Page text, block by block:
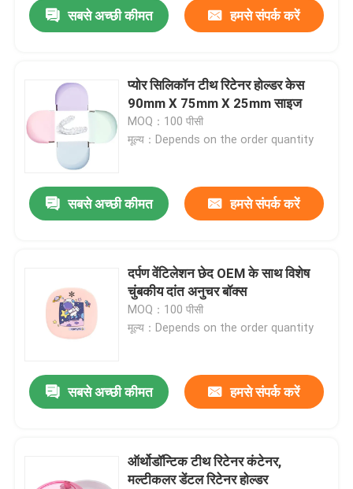
घर
सबसे अच्छी कीमत हमसे संपर्क करें
प्योर सिलिकॉन टीथ रिटेनर होल्डर केस
90mm X 75mm X 25mm साइज
MOQ：100 पीसी
मूल्य：Depends on the order quantity
सबसे अच्छी कीमत हमसे संपर्क करें
दर्पण वेंटिलेशन छेद OEM के साथ विशेष
चुंबकीय दांत अनुचर बॉक्स
MOQ：100 पीसी
मूल्य：Depends on the order quantity
सबसे अच्छी कीमत हमसे संपर्क करें
ऑर्थोडॉन्टिक टीथ रिटेनर कंटेनर,
मल्टीकलर डेंटल रिटेनर होल्डर